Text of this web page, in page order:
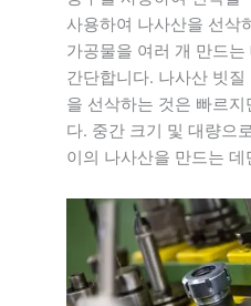
사용하여 나사산을 선삭
가공물을 여러 개 만드
간단합니다. 나사산 빗
을 선삭하는 것은 빠르
다. 중간 크기 및 대량으
이의 나사산을 만드는 데